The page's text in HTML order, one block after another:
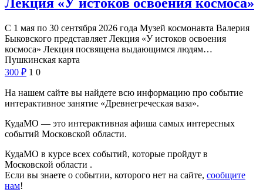
Лекция «У истоков освоения космоса»
С 1 мая по 30 сентября 2026 года Музей космонавта Валерия
Быковского представляет Лекция «У истоков освоения
космоса» Лекция посвящена выдающимся людям…
Пушкинская карта
300 ₽ 1 0
На нашем сайте вы найдете всю информацию про событие
интерактивное занятие «Древнегреческая ваза».
КудаМО — это интерактивная афиша самых интересных
событий Московской области.
КудаМО в курсе всех событий, которые пройдут в
Московской области .
Если вы знаете о событии, которого нет на сайте, сообщите
нам!